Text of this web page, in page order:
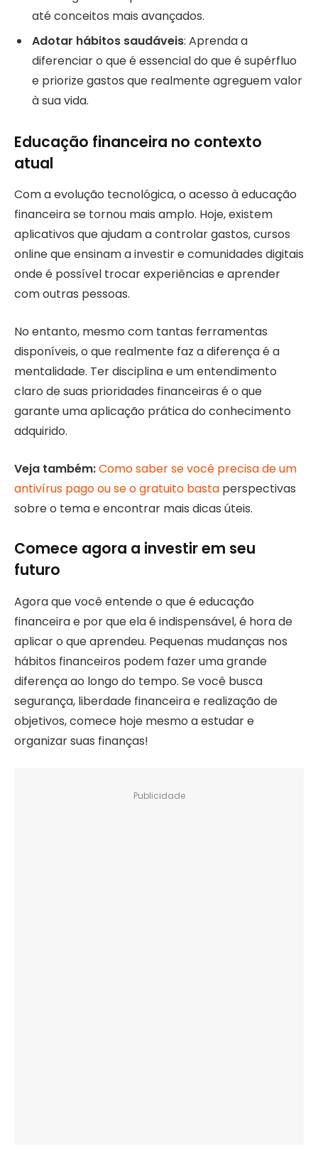
até conceitos mais avançados.
Adotar hábitos saudáveis: Aprenda a
diferenciar o que é essencial do que é supérfluo
e priorize gastos que realmente agreguem valor
à sua vida.
Educação financeira no contexto
atual
Com a evolução tecnológica, o acesso à educação
financeira se tornou mais amplo. Hoje, existem
aplicativos que ajudam a controlar gastos, cursos
online que ensinam a investir e comunidades digitais
onde é possível trocar experiências e aprender
com outras pessoas.
No entanto, mesmo com tantas ferramentas
disponíveis, o que realmente faz a diferença é a
mentalidade. Ter disciplina e um entendimento
claro de suas prioridades financeiras é o que
garante uma aplicação prática do conhecimento
adquirido.
Veja também:Como saber se você precisa de um
antivírus pago ou se o gratuito basta perspectivas
sobre o tema e encontrar mais dicas úteis.
Comece agora a investir em seu
futuro
Agora que você entende o que é educação
financeira e por que ela é indispensável, é hora de
aplicar o que aprendeu. Pequenas mudanças nos
hábitos financeiros podem fazer uma grande
diferença ao longo do tempo. Se você busca
segurança, liberdade financeira e realização de
objetivos, comece hoje mesmo a estudar e
organizar suas finanças!
Publicidade